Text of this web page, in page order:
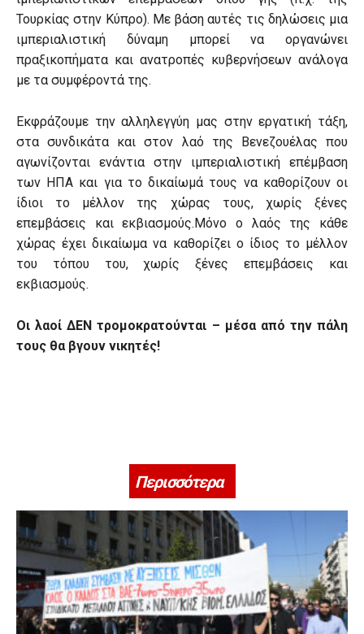
Τουρκίας στην Κύπρο). Με βάση αυτές τις δηλώσεις μια
ιμπεριαλιστική δύναμη μπορεί να οργανώνει
πραξικοπήματα και ανατροπές κυβερνήσεων ανάλογα
με τα συμφέροντά της.
Εκφράζουμε την αλληλεγγύη μας στην εργατική τάξη,
στα συνδικάτα και στον λαό της Βενεζουέλας που
αγωνίζονται ενάντια στην ιμπεριαλιστική επέμβαση
των ΗΠΑ και για το δικαίωμά τους να καθορίζουν οι
ίδιοι το μέλλον της χώρας τους, χωρίς ξένες
επεμβάσεις και εκβιασμούς.Μόνο ο λαός της κάθε
χώρας έχει δικαίωμα να καθορίζει ο ίδιος το μέλλον
του τόπου του, χωρίς ξένες επεμβάσεις και
εκβιασμούς.
Οι λαοί ΔΕΝ τρομοκρατούνται – μέσα από την πάλη
τους θα βγουν νικητές!
Περισσότερα